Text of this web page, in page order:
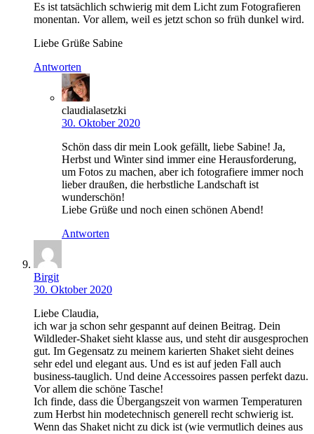
Es ist tatsächlich schwierig mit dem Licht zum Fotografieren
monentan. Vor allem, weil es jetzt schon so früh dunkel wird.
Liebe Grüße Sabine
Antworten
claudialasetzki
30. Oktober 2020
Schön dass dir mein Look gefällt, liebe Sabine! Ja,
Herbst und Winter sind immer eine Herausforderung,
um Fotos zu machen, aber ich fotografiere immer noch
lieber draußen, die herbstliche Landschaft ist
wunderschön!
Liebe Grüße und noch einen schönen Abend!
Antworten
Birgit
30. Oktober 2020
Liebe Claudia,
ich war ja schon sehr gespannt auf deinen Beitrag. Dein
Wildleder-Shaket sieht klasse aus, und steht dir ausgesprochen
gut. Im Gegensatz zu meinem karierten Shaket sieht deines
sehr edel und elegant aus. Und es ist auf jeden Fall auch
business-tauglich. Und deine Accessoires passen perfekt dazu.
Vor allem die schöne Tasche!
Ich finde, dass die Übergangszeit von warmen Temperaturen
zum Herbst hin modetechnisch generell recht schwierig ist.
Wenn das Shaket nicht zu dick ist (wie vermutlich deines aus